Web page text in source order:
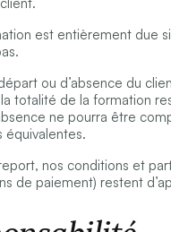
est entièrement due
ou d’absence du
totalité de la formation
ne pourra être
équivalentes.
nos conditions et
de paiement) restent